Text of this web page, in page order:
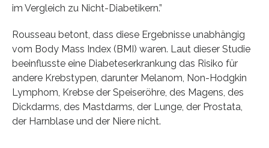
im Vergleich zu Nicht-Diabetikern.”
Rousseau betont, dass diese Ergebnisse unabhängig
vom Body Mass Index (BMI) waren. Laut dieser Studie
beeinflusste eine Diabeteserkrankung das Risiko für
andere Krebstypen, darunter Melanom, Non-Hodgkin
Lymphom, Krebse der Speiseröhre, des Magens, des
Dickdarms, des Mastdarms, der Lunge, der Prostata,
der Harnblase und der Niere nicht.